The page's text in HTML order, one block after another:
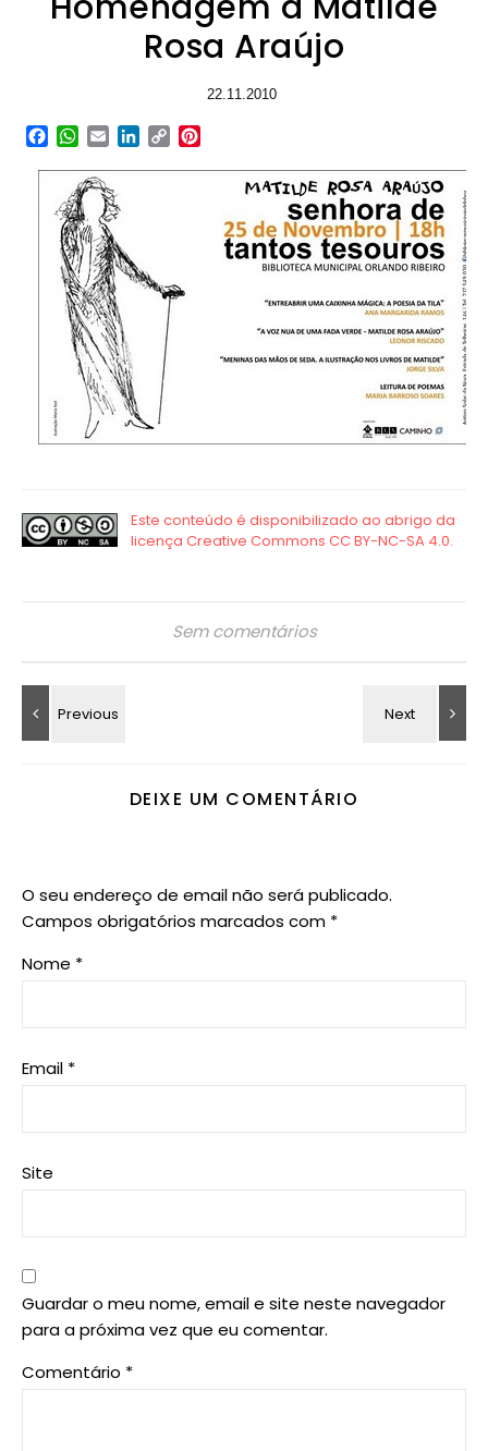
Rosa Araújo
22.11.2010
Facebook
WhatsApp
EmailLinkedIn
Copy
Sem comentários
DEIXE UM COMENTÁRIO
O seu endereço de email não será publicado.
Campos obrigatórios marcados com *
Nome *
Email *
Site
Guardar o meu nome, email e site neste navegador
para a próxima vez que eu comentar.
Comentário *